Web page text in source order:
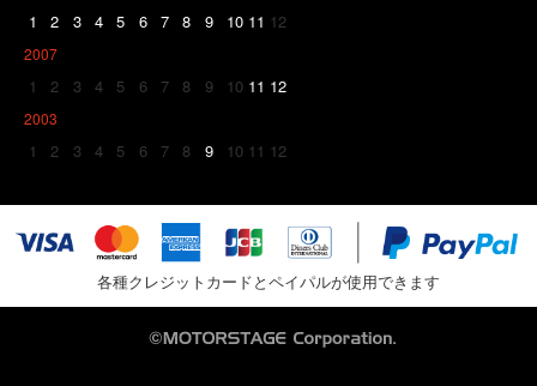
1 2 3 4 5 6 7 8 9 10 11 12
2007
1 2 3 4 5 6 7 8 9 10 11 12
2003
1 2 3 4 5 6 7 8 9 10 11 12
各種クレジットカードとペイパルが使用できます